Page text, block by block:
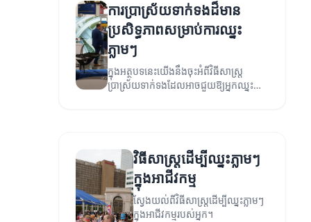
ការប្រាស្រ័យទាក់ទងដ៏មាន
ប្រសិទ្ធភាពសម្រាប់ការឈ្នះ
ភ្លាមៗ
ក្នុងអត្ថបទនេះយើងនឹងចុះអំពីវិធីសាស្ត្រ
ប្រាស្រ័យទាក់ទងដែលអាចជួយឱ្យអ្នកឈ្នះ
វិធីសាស្រ្តដើម្បីឈ្នះភ្លាមៗ
ក្នុងអាជីវកម្ម
ស្វែងយល់ពីវិធីសាស្រ្តដើម្បីឈ្នះភ្លាមៗ
ក្នុងអាជីវកម្មរបស់អ្នក។